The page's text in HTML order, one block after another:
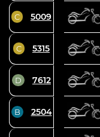
C 5009
C 5315
D 7612
B 2504